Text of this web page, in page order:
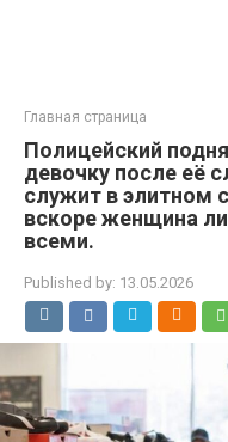
Главная страница
Полицейский
девочку после её
служит в элитном
вскоре женщина
всеми.
Published by: 13.05.2026